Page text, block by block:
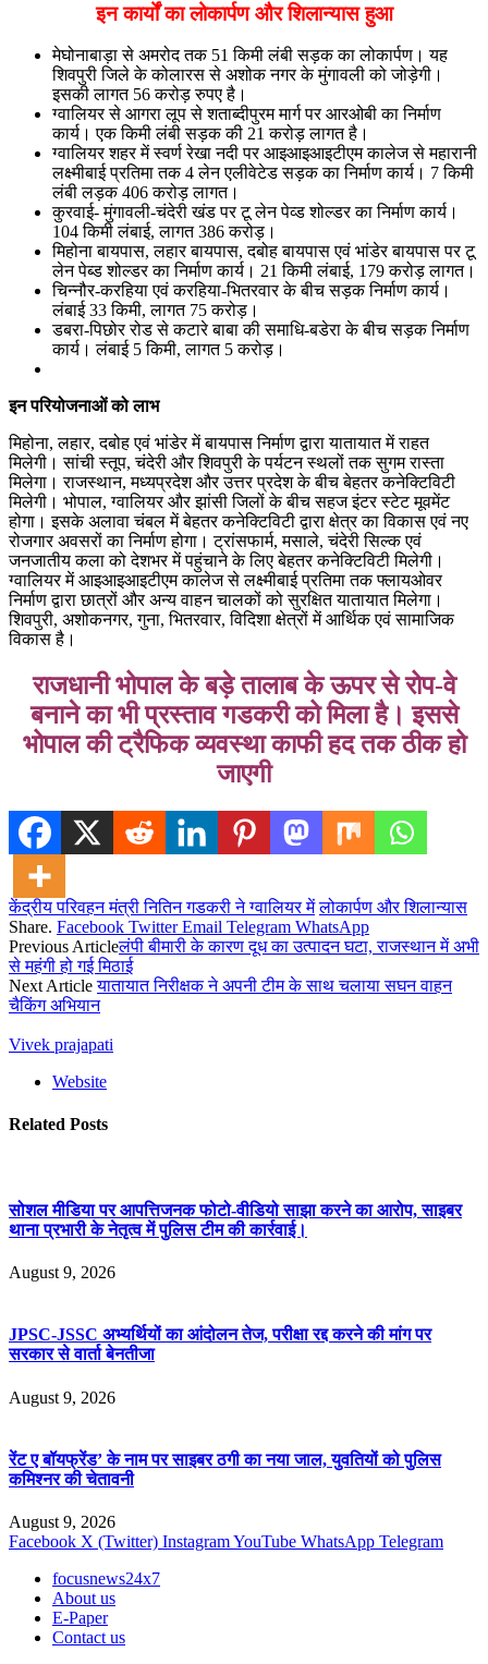
इन कार्यों का लोकार्पण और शिलान्यास हुआ
मेघोनाबाड़ा से अमरोद तक 51 किमी लंबी सड़क का लोकार्पण। यह
शिवपुरी जिले के कोलारस से अशोक नगर के मुंगावली को जोड़ेगी।
इसकी लागत 56 करोड़ रुपए है।
ग्वालियर से आगरा लूप से शताब्दीपुरम मार्ग पर आरओबी का निर्माण
कार्य। एक किमी लंबी सड़क की 21 करोड़ लागत है।
ग्वालियर शहर में स्वर्ण रेखा नदी पर आइआइआइटीएम कालेज से महारानी
लक्ष्मीबाई प्रतिमा तक 4 लेन एलीवेटेड सड़क का निर्माण कार्य। 7 किमी
लंबी लड़क 406 करोड़ लागत।
कुरवाई- मुंगावली-चंदेरी खंड पर टू लेन पेव्ड शोल्डर का निर्माण कार्य।
104 किमी लंबाई, लागत 386 करोड़।
मिहोना बायपास, लहार बायपास, दबोह बायपास एवं भांडेर बायपास पर टू
लेन पेब्ड शोल्डर का निर्माण कार्य। 21 किमी लंबाई, 179 करोड़ लागत।
चिन्नौर-करहिया एवं करहिया-भितरवार के बीच सड़क निर्माण कार्य।
लंबाई 33 किमी, लागत 75 करोड़।
डबरा-पिछोर रोड से कटारे बाबा की समाधि-बडेरा के बीच सड़क निर्माण
कार्य। लंबाई 5 किमी, लागत 5 करोड़।
इन परियोजनाओं को लाभ
मिहोना, लहार, दबोह एवं भांडेर में बायपास निर्माण द्वारा यातायात में राहत
मिलेगी। सांची स्तूप, चंदेरी और शिवपुरी के पर्यटन स्थलों तक सुगम रास्ता
मिलेगा। राजस्थान, मध्यप्रदेश और उत्तर प्रदेश के बीच बेहतर कनेक्टिविटी
मिलेगी। भोपाल, ग्वालियर और झांसी जिलों के बीच सहज इंटर स्टेट मूवमेंट
होगा। इसके अलावा चंबल में बेहतर कनेक्टिविटी द्वारा क्षेत्र का विकास एवं नए
रोजगार अवसरों का निर्माण होगा। ट्रांसफार्म, मसाले, चंदेरी सिल्क एवं
जनजातीय कला को देशभर में पहुंचाने के लिए बेहतर कनेक्टिविटी मिलेगी।
ग्वालियर में आइआइआइटीएम कालेज से लक्ष्मीबाई प्रतिमा तक फ्लायओवर
निर्माण द्वारा छात्रों और अन्य वाहन चालकों को सुरक्षित यातायात मिलेगा।
शिवपुरी, अशोकनगर, गुना, भितरवार, विदिशा क्षेत्रों में आर्थिक एवं सामाजिक
विकास है।
राजधानी भोपाल के बड़े तालाब के ऊपर से रोप-वे
बनाने का भी प्रस्ताव गडकरी को मिला है। इससे
भोपाल की ट्रैफिक व्यवस्था काफी हद तक ठीक हो
जाएगी
केंद्रीय परिवहन मंत्री नितिन गडकरी ने ग्वालियर में लोकार्पण और शिलान्यास
Share. Facebook Twitter Email Telegram WhatsApp
Previous Articleलंपी बीमारी के कारण दूध का उत्पादन घटा, राजस्थान में अभी
से महंगी हो गई मिठाई
Next Articleयातायात निरीक्षक ने अपनी टीम के साथ चलाया सघन वाहन
चैकिंग अभियान
Vivek prajapati
Website
Related Posts
सोशल मीडिया पर आपत्तिजनक फोटो-वीडियो साझा करने का आरोप, साइबर
थाना प्रभारी के नेतृत्व में पुलिस टीम की कार्रवाई।
August 9, 2026
JPSC-JSSC अभ्यर्थियों का आंदोलन तेज, परीक्षा रद्द करने की मांग पर
सरकार से वार्ता बेनतीजा
August 9, 2026
रेंट ए बॉयफ्रेंड’ के नाम पर साइबर ठगी का नया जाल, युवतियों को पुलिस
कमिश्नर की चेतावनी
August 9, 2026
Facebook X (Twitter) InstagramYouTube WhatsApp Telegram
focusnews24x7
About us
E-Paper
Contact us